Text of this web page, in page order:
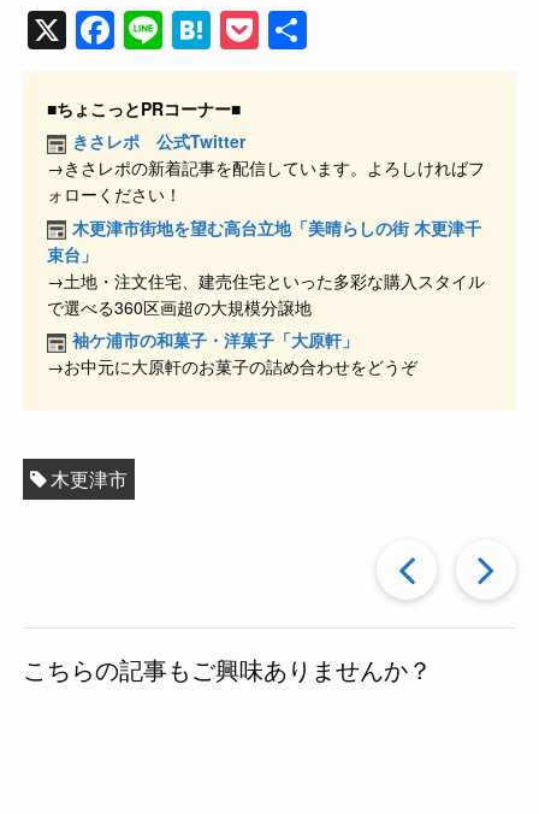
X F
a
c
e
b
o
o
k
Li
n
e
H
at
e
n
a
P
o 有
■ちょこっとPRコーナー■
きさレポ 公式Twitter
→きさレポの新着記事を配信しています。よろしければフ
ォローください！
木更津市街地を望む高台立地「美晴らしの街 木更津千
束台」
→土地・注文住宅、建売住宅といった多彩な購入スタイル
で選べる360区画超の大規模分譲地
袖ケ浦市の和菓子・洋菓子「大原軒」
→お中元に大原軒のお菓子の詰め合わせをどうぞ
木更津市
過
去
こちらの記事もご興味ありませんか？